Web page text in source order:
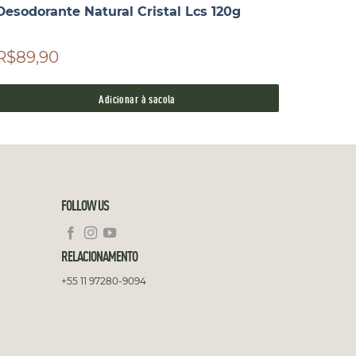
Natural Cristal Lcs 120g
Adicionar à sacola
FOLLOW US
RELACIONAMENTO
+55 11 97280-9094